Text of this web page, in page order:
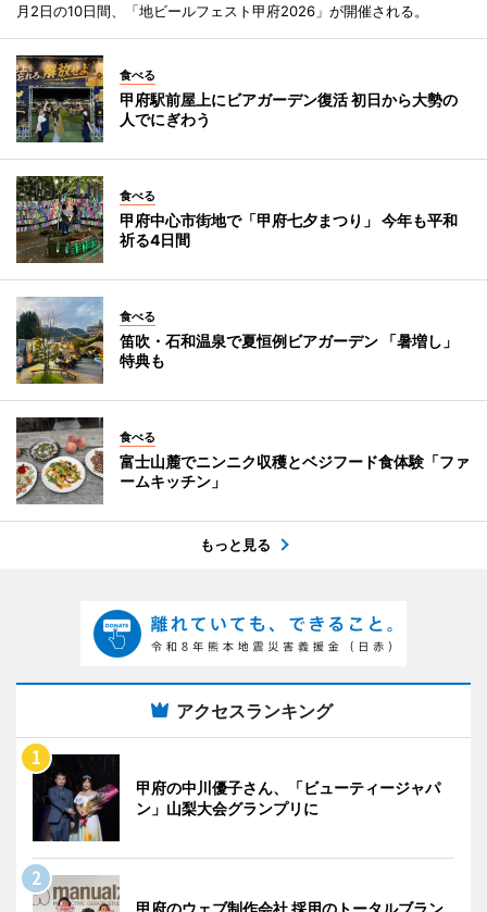
月2日の10日間、「地ビールフェスト甲府2026」が開催される。
食べる
甲府駅前屋上にビアガーデン復活 初日から大勢の
人でにぎわう
食べる
甲府中心市街地で「甲府七夕まつり」 今年も平和
祈る4日間
食べる
笛吹・石和温泉で夏恒例ビアガーデン 「暑増し」
特典も
食べる
富士山麓でニンニク収穫とベジフード食体験「ファ
ームキッチン」
もっと見る
アクセスランキング
甲府の中川優子さん、「ビューティージャパ
ン」山梨大会グランプリに
甲府のウェブ制作会社 採用のトータルブラン